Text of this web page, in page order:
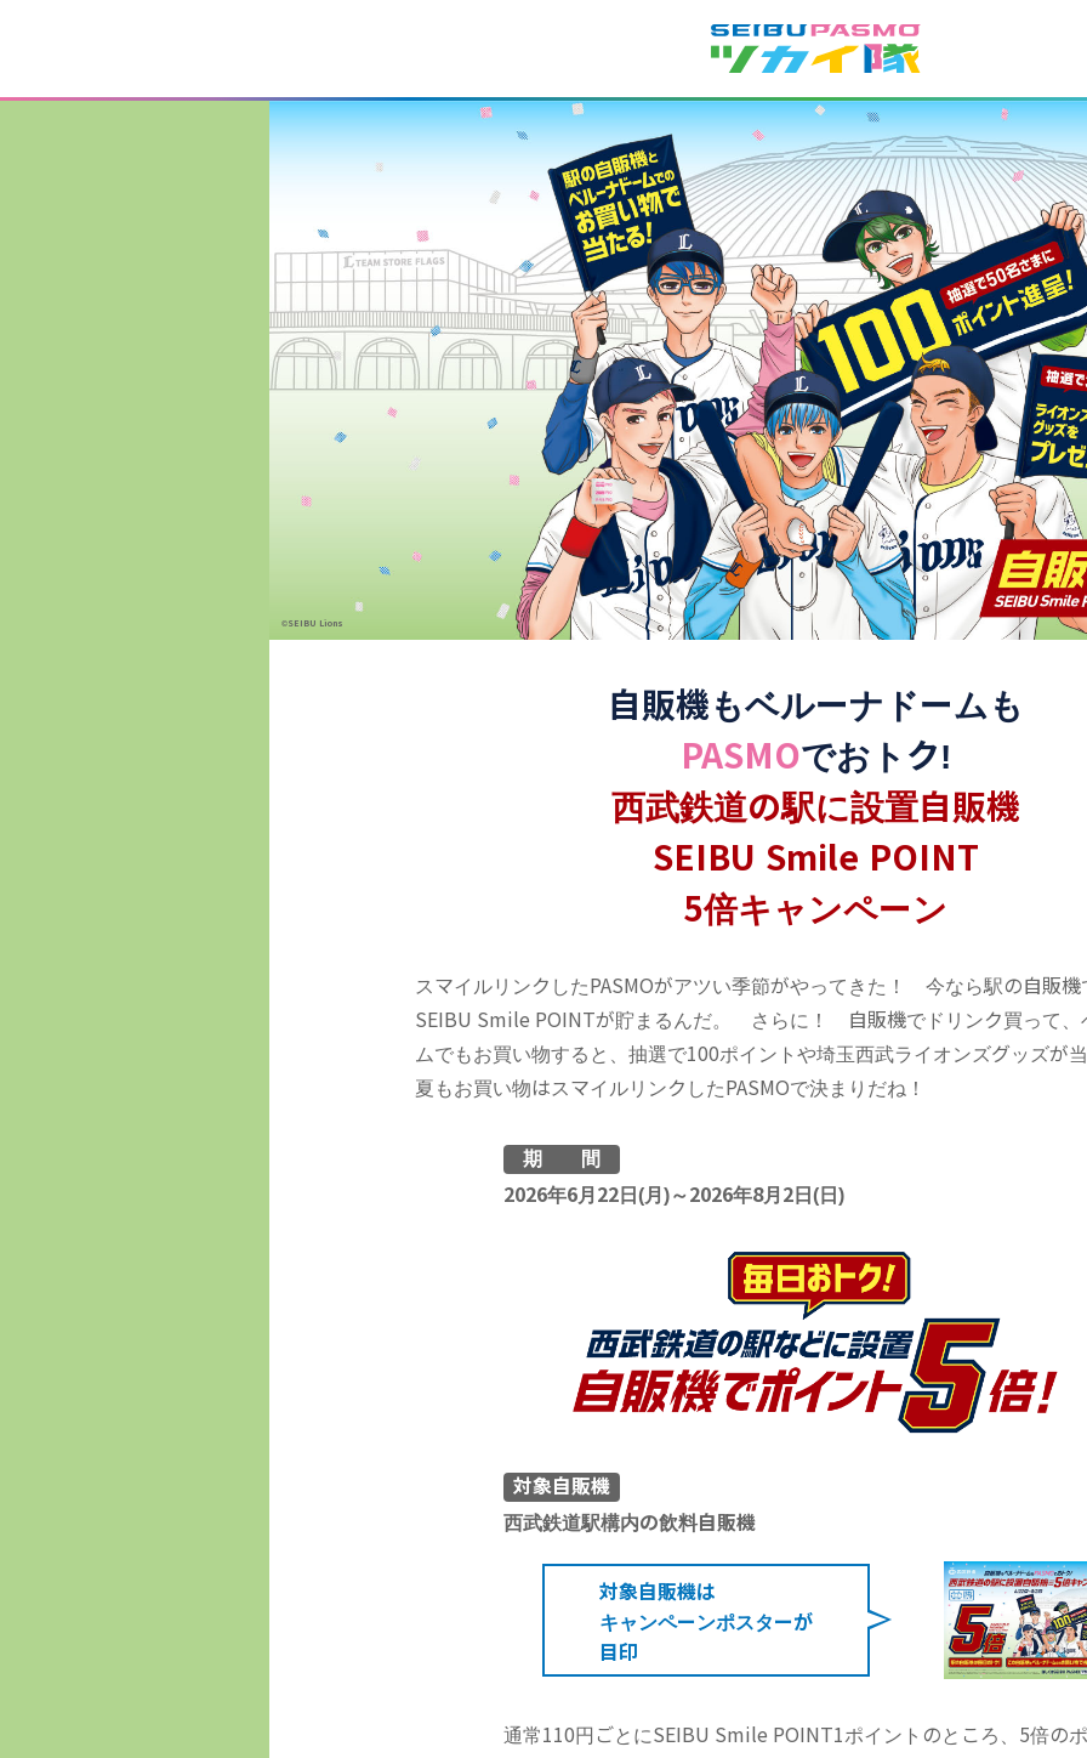
©SEIBU Lions
自販機もベルーナドームも
PASMOでおトク!
西武鉄道の駅に設置自販機
SEIBU Smile POINT
5倍キャンペーン
スマイルリンクしたPASMOがアツい季節がやってきた！ 今なら駅の自販機
SEIBU Smile POINTが貯まるんだ。 さらに！ 自販機でドリンク買って、
ムでもお買い物すると、抽選で100ポイントや埼玉西武ライオンズグッズ
夏もお買い物はスマイルリンクしたPASMOで決まりだね！
期
間
2026年6月22日(月)～2026年8月2日(日)
対象自販機
西武鉄道駅構内の飲料自販機
対象自販機は
キャンペーンポスターが
目印
通常110円ごとにSEIBU Smile POINT1ポイントのところ、5倍の